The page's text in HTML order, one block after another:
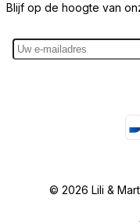
Blijf op de hoogte van
© 2026 Lili &